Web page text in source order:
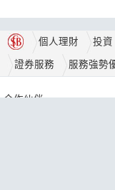
個人理財 投資
證券服務 服務強勢
合作伙伴